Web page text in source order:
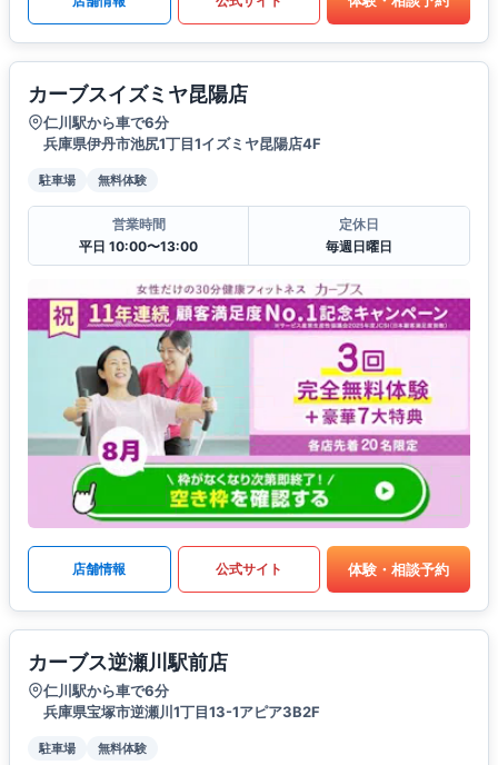
カーブスイズミヤ昆陽店
仁川駅から車で6分
兵庫県伊丹市池尻1丁目1イズミヤ昆陽店4F
駐車場 無料体験
営業時間
平日 10:00〜13:00
定休日
毎週日曜日
店舗情報 公式サイト 体験・相談予約
カーブス逆瀬川駅前店
仁川駅から車で6分
兵庫県宝塚市逆瀬川1丁目13-1アピア3B2F
駐車場 無料体験